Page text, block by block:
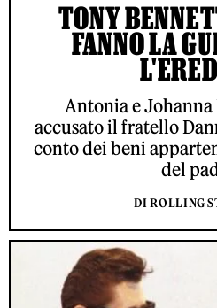
TONY
FANNO LA
Antonia e
accusato il fratello
conto dei beni
del
DI ROLLING